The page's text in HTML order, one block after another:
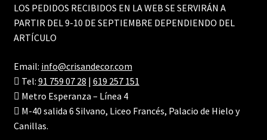
LOS PEDIDOS RECIBIDOS EN LA WEB SE SERVIRÁN A
PARTIR DEL 9-10 DE SEPTIEMBRE DEPENDIENDO DEL
ARTÍCULO
Email: info@crisandecor.com
Tel: 91 759 07 28 | 619 257 151
Metro Esperanza – Línea 4
M-40 salida 6 Silvano, Liceo Francés, Palacio de Hielo y
Canillas.